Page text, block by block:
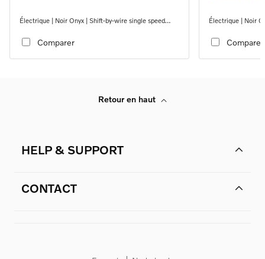
Électrique | Noir Onyx | Shift-by-wire single speed
Comparer
Électrique | Noir
Comparer
Retour en haut
HELP & SUPPORT
CONTACT